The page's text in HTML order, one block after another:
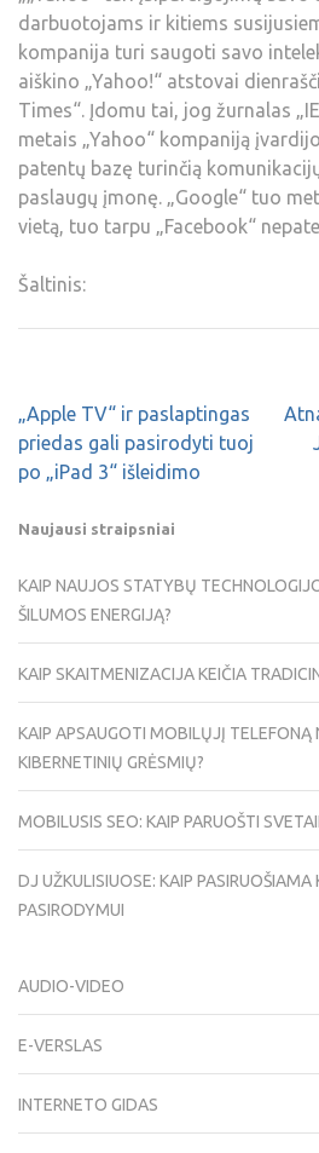
darbuotojams ir kitiems
kompanija turi saugoti savo
aiškino „Yahoo!“ atstovai
Times“. Įdomu tai, jog žurnalas
metais „Yahoo“ kompaniją
patentų bazę turinčią
paslaugų įmonę. „Google“ tuo
vietą, tuo tarpu „Facebook“
Šaltinis:
„Apple TV“ ir paslaptingas
priedas gali pasirodyti tuoj
po „iPad 3“ išleidimo
Naujausi straipsniai
KAIP NAUJOS STATYBŲ
ŠILUMOS ENERGIJĄ?
KAIP SKAITMENIZACIJA KEIČIA
KAIP APSAUGOTI MOBILŲJĮ TELEFONĄ
KIBERNETINIŲ GRĖSMIŲ?
MOBILUSIS SEO: KAIP PARUOŠTI
DJ UŽKULISIUOSE: KAIP PASIRUOŠIAMA
PASIRODYMUI
AUDIO-VIDEO
E-VERSLAS
INTERNETO GIDAS